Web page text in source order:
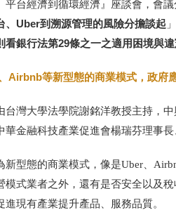
平台經濟到循環經濟』座談會，會
、Uber到溯源管理的風險分擔談起
看銀行法第29條之一之適用困境與
Airbnb等新型態的商業模式，政府
台灣大學法學院謝銘洋教授主持，
華金融科技產業促進會楊瑞芬理事
新型態的商業模式，像是Uber、
模式業者之外，還有是否安全以及
進現有產業提升產品、服務品質。